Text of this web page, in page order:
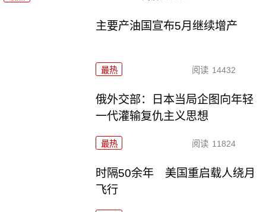
主要产油国宣布5月继续增产
最热 阅读 14432
俄外交部：日本当局企图向年轻
一代灌输复仇主义思想
最热 阅读 11824
时隔50余年 美国重启载人绕月
飞行